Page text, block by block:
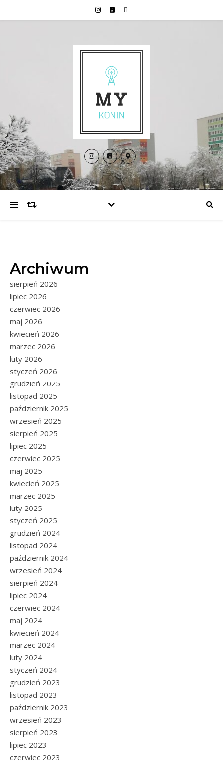
Archiwum
sierpień 2026
lipiec 2026
czerwiec 2026
maj 2026
kwiecień 2026
marzec 2026
luty 2026
styczeń 2026
grudzień 2025
listopad 2025
październik 2025
wrzesień 2025
sierpień 2025
lipiec 2025
czerwiec 2025
maj 2025
kwiecień 2025
marzec 2025
luty 2025
styczeń 2025
grudzień 2024
listopad 2024
październik 2024
wrzesień 2024
sierpień 2024
lipiec 2024
czerwiec 2024
maj 2024
kwiecień 2024
marzec 2024
luty 2024
styczeń 2024
grudzień 2023
listopad 2023
październik 2023
wrzesień 2023
sierpień 2023
lipiec 2023
czerwiec 2023